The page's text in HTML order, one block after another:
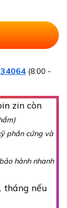
(8:00 -
zin còn
phần cứng và
hành nhanh
tháng nếu